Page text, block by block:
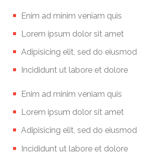
Enim ad minim veniam quis
Lorem ipsum dolor sit amet
Adipisicing elit, sed do eiusmod
Incididunt ut labore et dolore
Enim ad minim veniam quis
Lorem ipsum dolor sit amet
Adipisicing elit, sed do eiusmod
Incididunt ut labore et dolore